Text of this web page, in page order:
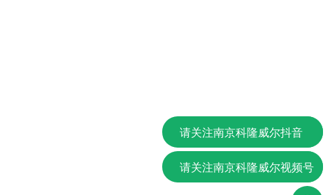
请关注南京科隆威尔抖音
请关注南京科隆威尔视频号